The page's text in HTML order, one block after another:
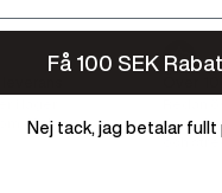
48 timmar.
och
Få 100 SEK
Nej tack, jag betalar fullt